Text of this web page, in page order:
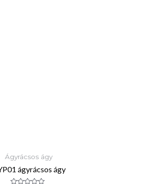
Ágyrácsos ágy
ágyrácsos ágy